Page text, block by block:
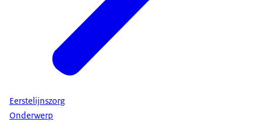
Eerstelijnszorg
Onderwerp